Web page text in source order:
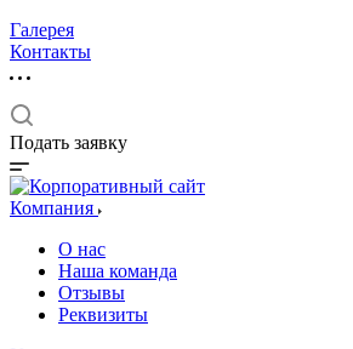
Галерея
Контакты
Подать заявку
Компания
О нас
Наша команда
Отзывы
Реквизиты